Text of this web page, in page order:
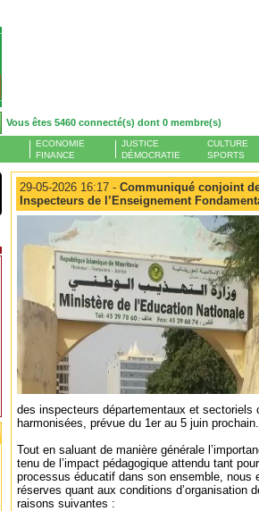
Vous êtes 5460 connecté(s) dont 0 membre(s)
ECONOMIE
FINANCE
JUSTICE
DÉMOCRATIE
CULTURE
SPORTS
29-05-2026 16:17 - Communiqué conjoint
Inspecteurs de l’Enseignement
des inspecteurs départementaux et sectoriels
harmonisées, prévue du 1er au 5 juin prochain.
Tout en saluant de manière générale
tenu de l’impact pédagogique attendu tant
processus éducatif dans son ensemble, nous
réserves quant aux conditions d’organisation
raisons suivantes :